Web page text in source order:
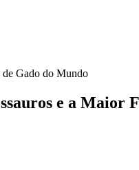
de Gado do Mundo
e a Maior